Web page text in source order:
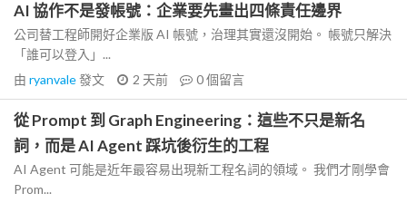
AI 協作不是發帳號：企業要先畫出四條責任邊界
公司替工程師開好企業版 AI 帳號，治理其實還沒開始。 帳號只解決
「誰可以登入」...
由 ryanvale發文 2 天前 0個留言
從 Prompt 到 Graph Engineering：這些不只是新名
詞，而是 AI Agent 踩坑後衍生的工程
AI Agent 可能是近年最容易出現新工程名詞的領域。 我們才剛學會
Prom...